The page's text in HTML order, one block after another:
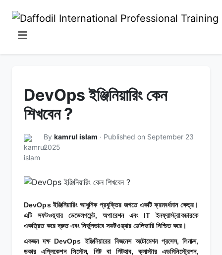
DevOps ইঞ্জিনিয়ারিং কেন
শিখবেন ?
By kamrul islam · Published on September 23
2025
DevOps ইঞ্জিনিয়ারিং আধুনিক প্রযুক্তির জগতে একটি ক্রমবর্ধমান ক্ষেত্র।
এটি সফটওয়্যার ডেভেলপমেন্ট, অপারেশন এবং IT ইনফ্রাস্ট্রাকচারকে
একত্রিত করে দ্রুত এবং নির্ভুলভাবে সফটওয়্যার ডেলিভারি নিশ্চিত করে।
একজন দক্ষ DevOps ইঞ্জিনিয়ারের বিজনেস অটোমেশন প্রসেস, লিনাক্স,
ডকার এপ্লিকেশন সিস্টেম, গিট বা গিটহাব, ক্লাস্টার এডমিনিস্ট্রেশন,